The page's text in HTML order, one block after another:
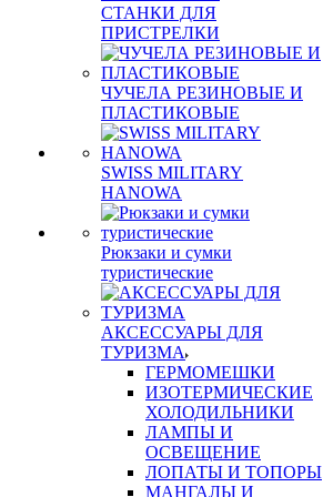
СТАНКИ ДЛЯ
ПРИСТРЕЛКИ
ЧУЧЕЛА РЕЗИНОВЫЕ И
ПЛАСТИКОВЫЕ
SWISS MILITARY
HANOWA
Рюкзаки и сумки
туристические
АКСЕССУАРЫ ДЛЯ
ТУРИЗМА
ГЕРМОМЕШКИ
ИЗОТЕРМИЧЕСКИЕ
ХОЛОДИЛЬНИКИ
ЛАМПЫ И
ОСВЕЩЕНИЕ
ЛОПАТЫ И ТОПОРЫ
МАНГАЛЫ И